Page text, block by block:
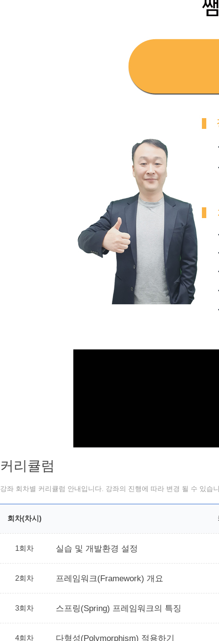
커리큘럼
강좌 회차별 커리큘럼 안내입니다. 강좌의 진행에 따라 변경 될 수 있습
회차(차시)
1회차 실습 및 개발환경 설정
2회차 프레임워크(Framework) 개요
3회차 스프링(Spring) 프레임워크의 특징
4회차 다형성(Polymorphism) 적용하기